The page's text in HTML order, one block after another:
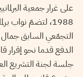
على غرار جمعية
1988، لتضمّ نواب
التجمّعي السابق
الدفع قدما نحو إقرار